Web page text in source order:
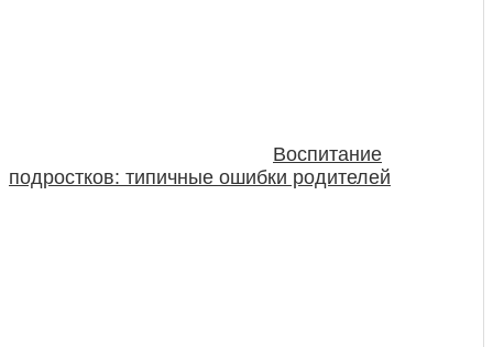
Воспитание
подростков: типичные ошибки родителей